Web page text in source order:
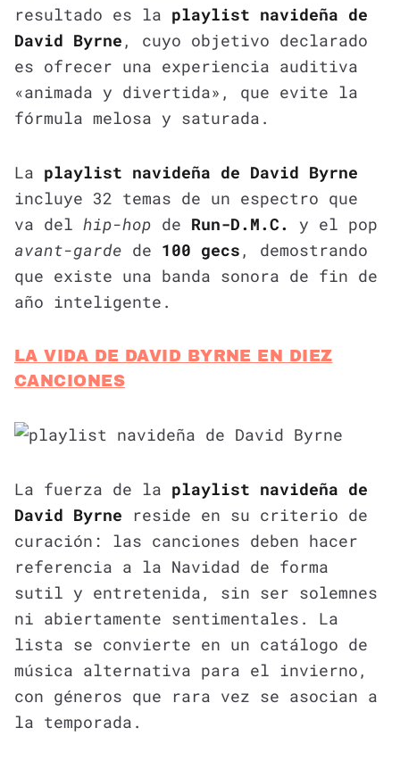
resultado es la playlist navideña de
David Byrne , cuyo objetivo declarado
es ofrecer una experiencia auditiva
«animada y divertida», que evite la
fórmula melosa y saturada.
La playlist navideña de David Byrne
incluye 32 temas de un espectro que
va del hip-hop de Run-D.M.C. y el pop
avant-garde de 100 gecs , demostrando
que existe una banda sonora de fin de
año inteligente.
LA VIDA DE DAVID BYRNE EN DIEZ
CANCIONES
La fuerza de la playlist navideña de
David Byrne reside en su criterio de
curación: las canciones deben hacer
referencia a la Navidad de forma
sutil y entretenida, sin ser solemnes
ni abiertamente sentimentales. La
lista se convierte en un catálogo de
música alternativa para el invierno,
con géneros que rara vez se asocian a
la temporada.